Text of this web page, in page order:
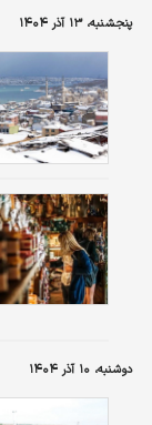
پنجشنبه، ۱۳ آذر ۱۴۰۴
دوشنبه، ۱۰ آذر ۱۴۰۴